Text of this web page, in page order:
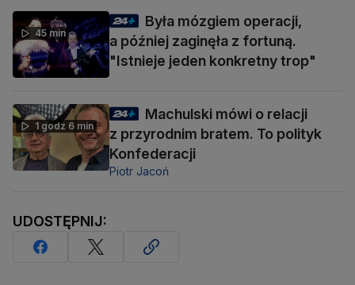
45 min
Była mózgiem operacji,
a później zaginęła z fortuną.
"Istnieje jeden konkretny trop"
1 godz 6 min
Machulski mówi o relacji
z przyrodnim bratem. To polityk
Konfederacji
Piotr Jacoń
UDOSTĘPNIJ: